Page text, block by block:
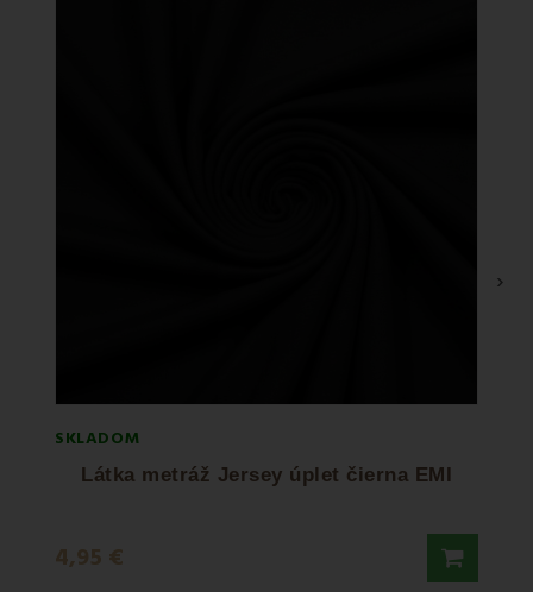
SKLADOM
Látka metráž Jersey úplet čierna EMI
4,95 €
›